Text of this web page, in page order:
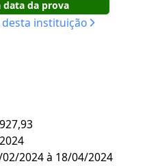
data da prova
instituição
2024 à 18/04/2024